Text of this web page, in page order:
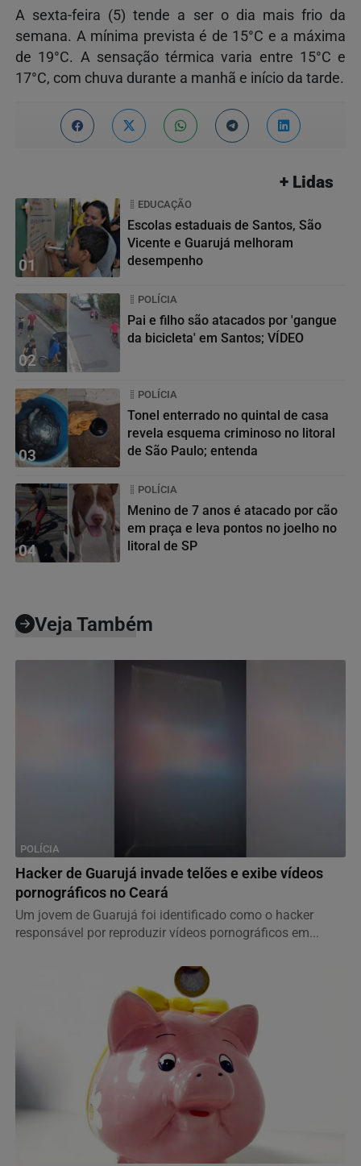
A sexta-feira (5) tende a ser o dia mais frio da
semana. A mínima prevista é de 15°C e a máxima
de 19°C. A sensação térmica varia entre 15°C e
17°C, com chuva durante a manhã e início da tarde.
+ Lidas
01
EDUCAÇÃO
Escolas estaduais de Santos, São
Vicente e Guarujá melhoram
desempenho
02
POLÍCIA
Pai e filho são atacados por 'gangue
da bicicleta' em Santos; VÍDEO
03
POLÍCIA
Tonel enterrado no quintal de casa
revela esquema criminoso no litoral
de São Paulo; entenda
04
POLÍCIA
Menino de 7 anos é atacado por cão
em praça e leva pontos no joelho no
litoral de SP
Veja Também
POLÍCIA
Hacker de Guarujá invade telões e exibe vídeos
pornográficos no Ceará
Um jovem de Guarujá foi identificado como o hacker
responsável por reproduzir vídeos pornográficos em...